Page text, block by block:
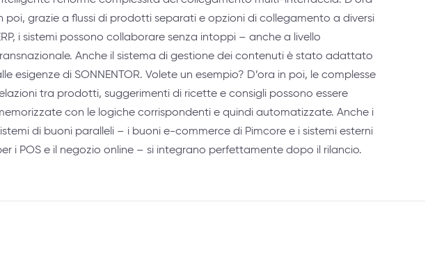
poi, grazie a flussi di prodotti separati e opzioni di collegamento a diversi
i sistemi possono collaborare senza intoppi – anche a livello
Anche il sistema di gestione dei contenuti è stato adattato
esigenze di SONNENTOR. Volete un esempio? D’ora in poi, le complesse
tra prodotti, suggerimenti di ricette e consigli possono essere
con le logiche corrispondenti e quindi automatizzate. Anche i
di buoni paralleli – i buoni e-commerce di Pimcore e i sistemi esterni
i POS e il negozio online – si integrano perfettamente dopo il rilancio.